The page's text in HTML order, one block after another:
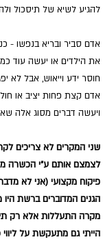
להגיע לשיא של תיסכול
אדם סביר ובריא בנפשו -
את הילדים או יעשה עוד
חוסר ידע וייאוש, אבל לא
אדם קצת פחות יציב או
ויעשה דברים מסוג אלה
שני המקרים לא צריכים
לצמצם אותם ע"י הכשרה
פיקוח מקצועי (אני לא
הגנים המדוברים ברשת
מקרה התעללות אלא רק
הייתי גם מתעקשת על ליווי